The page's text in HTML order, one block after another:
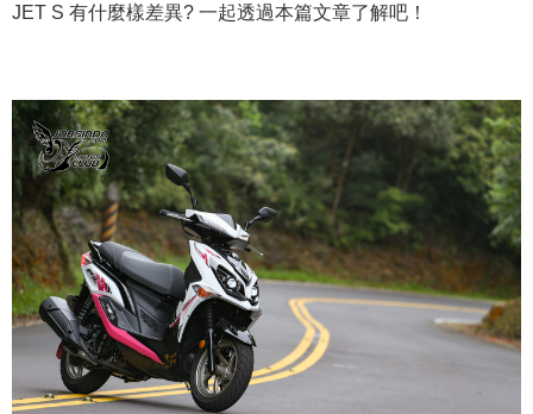
JET S 有什麼樣差異? 一起透過本篇文章了解吧！